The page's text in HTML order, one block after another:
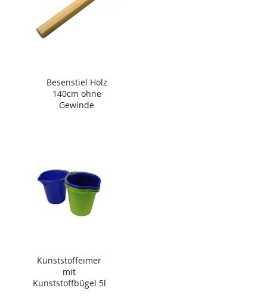
Besenstiel Holz
140cm ohne
Gewinde
Kunststoffeimer
mit
Kunststoffbügel 5l